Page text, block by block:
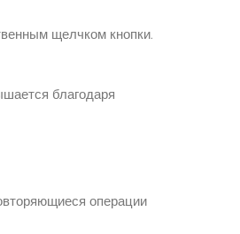
щелчком кнопки.
благодаря
операции